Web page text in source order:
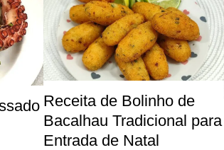
Receita de Bolinho de
Bacalhau Tradicional para
Entrada de Natal